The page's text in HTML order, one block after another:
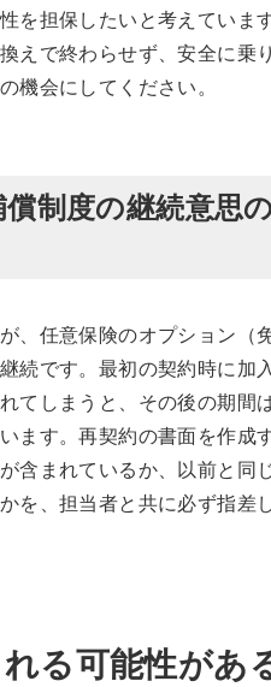
を担保したいと考えていま
えで終わらせず、安全に乗
機会にしてください。
制度の継続意思
、任意保険のオプション（
続です。最初の契約時に加
てしまうと、その後の期間
ます。再契約の書面を作成
含まれているか、以前と同
を、担当者と共に必ず指差
る可能性があ